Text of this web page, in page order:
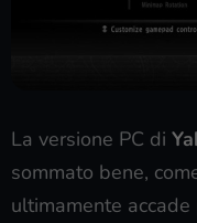
La versione PC di
sommato bene,
ultimamente